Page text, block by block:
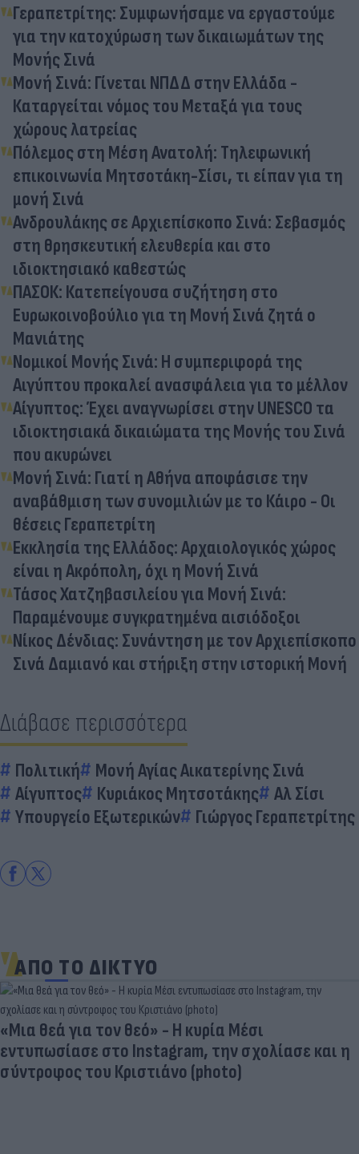
Γεραπετρίτης: Συμφωνήσαμε να εργαστούμε
για την κατοχύρωση των δικαιωμάτων της
Μονής Σινά
Μονή Σινά: Γίνεται ΝΠΔΔ στην Ελλάδα -
Καταργείται νόμος του Μεταξά για τους
χώρους λατρείας
Πόλεμος στη Μέση Ανατολή: Τηλεφωνική
επικοινωνία Μητσοτάκη-Σίσι, τι είπαν για τη
μονή Σινά
Ανδρουλάκης σε Αρχιεπίσκοπο Σινά: Σεβασμός
στη θρησκευτική ελευθερία και στο
ιδιοκτησιακό καθεστώς
ΠΑΣΟΚ: Κατεπείγουσα συζήτηση στο
Ευρωκοινοβούλιο για τη Μονή Σινά ζητά ο
Μανιάτης
Νομικοί Μονής Σινά: Η συμπεριφορά της
Αιγύπτου προκαλεί ανασφάλεια για το μέλλον
Αίγυπτος: Έχει αναγνωρίσει στην UNESCO τα
ιδιοκτησιακά δικαιώματα της Μονής του Σινά
που ακυρώνει
Μονή Σινά: Γιατί η Αθήνα αποφάσισε την
αναβάθμιση των συνομιλιών με το Κάιρο - Οι
θέσεις Γεραπετρίτη
Εκκλησία της Ελλάδος: Αρχαιολογικός χώρος
είναι η Ακρόπολη, όχι η Μονή Σινά
Τάσος Χατζηβασιλείου για Μονή Σινά:
Παραμένουμε συγκρατημένα αισιόδοξοι
Νίκος Δένδιας: Συνάντηση με τον Αρχιεπίσκοπο
Σινά Δαμιανό και στήριξη στην ιστορική Μονή
Διάβασε περισσότερα
Πολιτική
Μονή Αγίας Αικατερίνης Σινά
Αίγυπτος
Κυριάκος Μητσοτάκης
Αλ Σίσι
Υπουργείο Εξωτερικών
Γιώργος Γεραπετρίτης
ΑΠΟ ΤΟ ΔΙΚΤΥΟ
«Μια θεά για τον θεό» - Η κυρία Μέσι
εντυπωσίασε στο Instagram, την σχολίασε και η
σύντροφος του Κριστιάνο (photo)